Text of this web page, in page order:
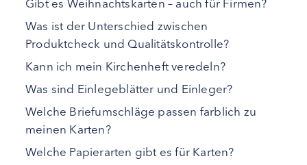
Gibt es Weihnachtskarten – auch für Firmen?
Was ist der Unterschied zwischen
Produktcheck und Qualitätskontrolle?
Kann ich mein Kirchenheft veredeln?
Was sind Einlegeblätter und Einleger?
Welche Briefumschläge passen farblich zu
meinen Karten?
Welche Papierarten gibt es für Karten?